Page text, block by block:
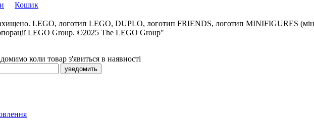
Кошик
LEGO, логотип LEGO, DUPLO, логотип FRIENDS, логотип MINIFIGURES
LEGO Group. ©2025 The LEGO Group"
коли товар з'явиться в наявності